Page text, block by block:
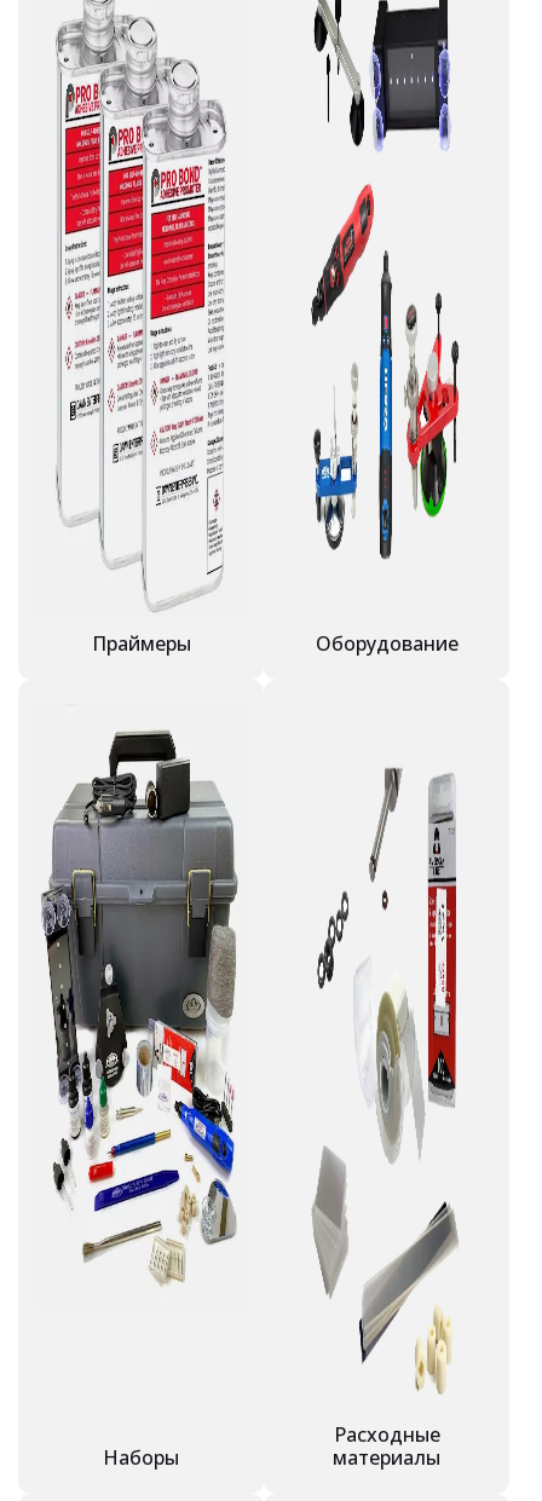
Праймеры Оборудование
Наборы
Расходные
материалы